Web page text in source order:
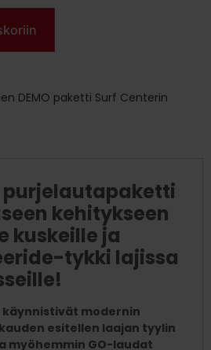
DEMO paketti Surf Centerin
purjelautapaketti
kehitykseen
kuskeille ja
tykki lajissa
modernin
esitellen laajan tyylin
myöhemmin GO-laudat